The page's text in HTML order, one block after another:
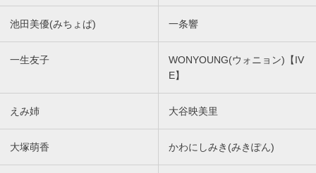
池田美優(みちょぱ) 一条響
一生友子
WONYOUNG(ウォニョン)【IV
E】
えみ姉 大谷映美里
大塚萌香 かわにしみき(みきぽん)